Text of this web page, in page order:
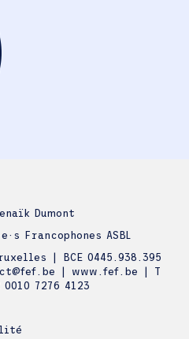
Dumont
Francophones ASBL
| BCE 0445.938.395
| www.fef.be | T
7276 4123